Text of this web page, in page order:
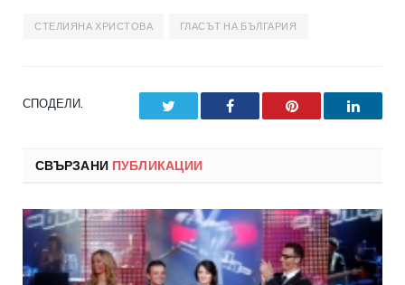
СТЕЛИЯНА ХРИСТОВА ГЛАСЪТ НА БЪЛГАРИЯ
СПОДЕЛИ. Facebook Pinterest
СВЪРЗАНИ ПУБЛИКАЦИИ